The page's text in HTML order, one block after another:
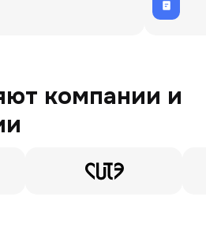
компании и